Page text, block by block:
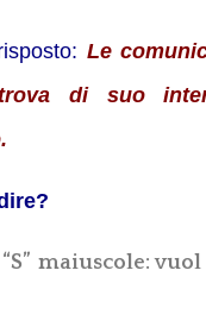
Le
di suo
maiuscole: